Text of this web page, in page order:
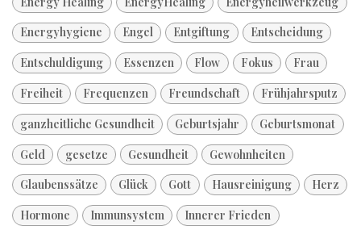
Energyhygiene
Engel Entgiftung
Entscheidung
Entschuldigung
Essenzen Flow Fokus
Frau
Freiheit
Frequenzen Freundschaft
Frühjahrsputz
ganzheitliche Gesundheit
Geburtsjahr
Geburtsmonat
Geld
gesetze Gesundheit
Gewohnheiten
Glaubenssätze
Glück Gott Hausreinigung
Herz
Hormone
Immunsystem
Innerer Frieden